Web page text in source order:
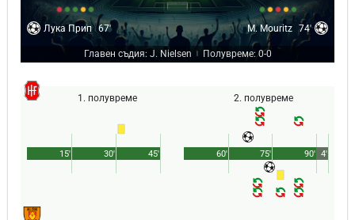
Лука Прип 67' M. Mouritz 74'
Главен съдия: J. Nielsen Полувреме: 0-0
1. полувреме
45'
15' 30'
2. полувреме
90'
60' 75' 4'